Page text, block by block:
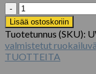
5-
osainen
premium-
puinen
keittiövälinesetti
määrä
Lisää ostoskoriin
Tuotetunnus (SKU):
valmistetut
TUOTTEITA